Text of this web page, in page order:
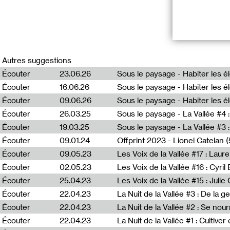
Les Voix de la
Dans le cadre
Rahm,
forêt, au
en public afin
Ils croisent
villes comme
etRoots
penser la ville
“Les Voix de
réalisée en
l’exposition
2022 au 30
Autres suggestions
Écouter
23.06.26
Écouter
16.06.26
Écouter
09.06.26
Écouter
26.03.25 Sous le paysage - La Vallée #4
Écouter
19.03.25
Écouter
09.01.24 Offprint 2023 - Lionel Catelan
Écouter
09.05.23
Écouter
02.05.23 Les Voix de la Vallée #16 :
Écouter
25.04.23 Les Voix de la Vallée #15 :
Écouter
22.04.23
Écouter
22.04.23
Écouter
22.04.23